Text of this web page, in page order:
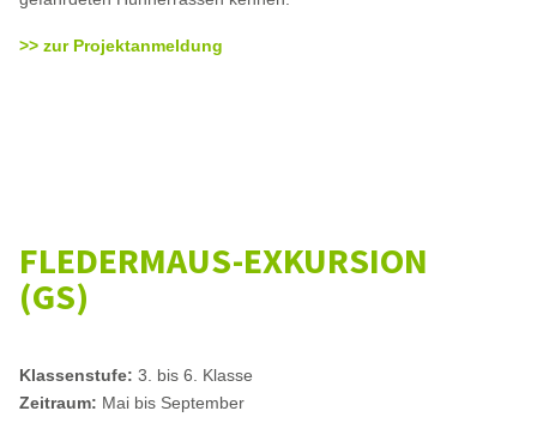
>> zur Projektanmeldung
FLEDERMAUS-EXKURSION
(GS)
Klassenstufe: 3. bis 6. Klasse
Zeitraum: Mai bis September